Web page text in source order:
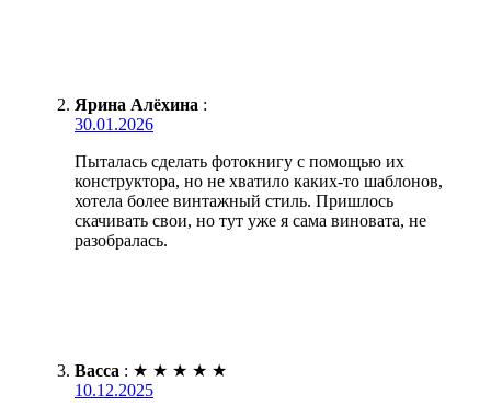
Ярина Алёхина :
30.01.2026
Пыталась сделать фотокнигу с помощью их
конструктора, но не хватило каких-то шаблонов,
хотела более винтажный стиль. Пришлось
скачивать свои, но тут уже я сама виновата, не
разобралась.
Васса : ★ ★ ★ ★ ★
10.12.2025